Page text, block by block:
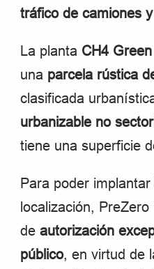
tráfico de camiones
La planta CH4
una parcela rústica
clasificada
urbanizable no
tiene una superficie
Para poder
localización,
deautorización
público, en virtud de